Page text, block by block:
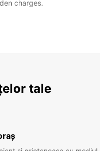
charges.
tale